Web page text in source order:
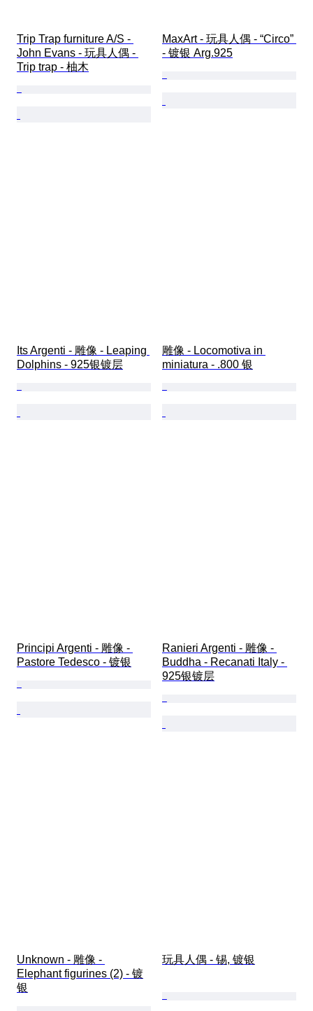
Trip Trap furniture A/S -
John Evans - 玩具人偶 -
Trip trap - 柚木
MaxArt - 玩具人偶 - “Circo”
- 镀银 Arg.925
Its Argenti - 雕像 - Leaping
Dolphins - 925银镀层
雕像 - Locomotiva in
miniatura - .800 银
Principi Argenti - 雕像 -
Pastore Tedesco - 镀银
Ranieri Argenti - 雕像 -
Buddha - Recanati Italy -
925银镀层
Unknown - 雕像 -
Elephant figurines (2) - 镀
银
玩具人偶 - 锡, 镀银